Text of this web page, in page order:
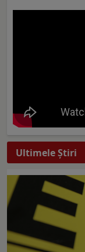
Ultimele Ştiri